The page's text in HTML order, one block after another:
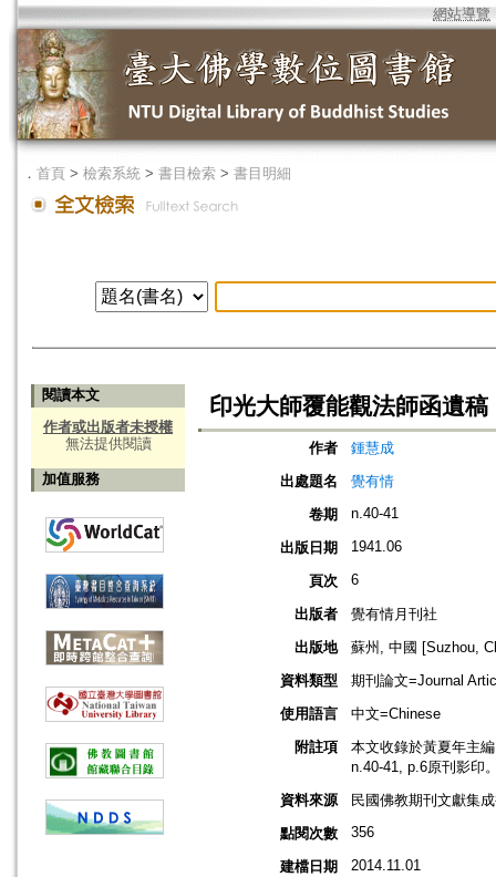
網站導覽
． 首頁 > 檢索系統 > 書目檢索 > 書目明細
閱讀本文
作者或出版者未授權
無法提供閱讀
加值服務
印光大師覆能觀法師函遺稿
作者
鍾慧成
出處題名
覺有情
卷期
n.40-41
出版日期 1941.06
頁次 6
出版者
覺有情月刊社
出版地
蘇州, 中國 [Suzhou,
資料類型
期刊論文=Journal
使用語言
中文=Chinese
附註項
本文收錄於黃夏年主
n.40-41, p.6原刊影印
資料來源
民國佛教期刊文獻集
點閱次數
356
建檔日期 2014.11.01